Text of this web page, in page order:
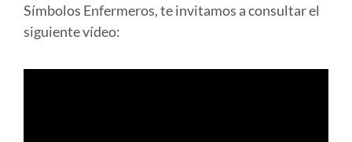
Símbolos Enfermeros, te invitamos a consultar el
siguiente vídeo: